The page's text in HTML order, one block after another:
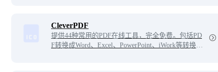
CleverPDF
提供44种常用的PDF在线工具，完全免费。包括PD
F转换成Word、Excel、PowerPoint、iWork等转换功